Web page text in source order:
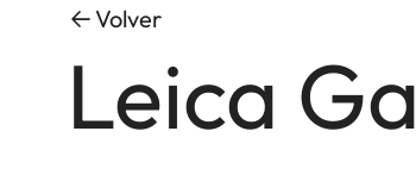
Volver
Leica